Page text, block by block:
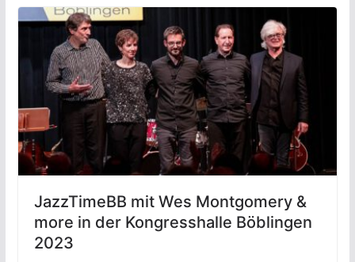
JazzTimeBB mit Wes Montgomery &
more in der Kongresshalle Böblingen
2023